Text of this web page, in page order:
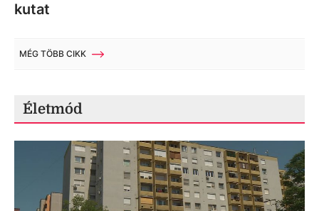
kutat
MÉG TÖBB CIKK
Életmód